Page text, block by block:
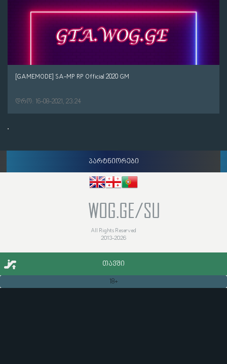
[GAMEMODE] SA-MP RP Official 2020 GM
დრო: 16-08-2021, 23:24
პარტნიორები
WOG.GE/SU
All Rights Reserved
2013-2026
ᲗᲐᲕᲨᲘ
18+